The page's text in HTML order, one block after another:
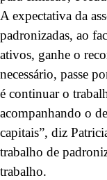
A expectativa da
padronizadas, ao
ativos, ganhe o
necessário, passe
é continuar o
acompanhando o
capitais”, diz
trabalho de
trabalho.